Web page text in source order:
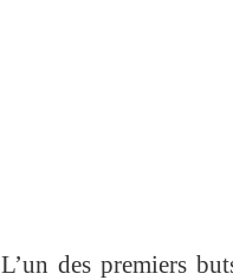
L’un des premiers